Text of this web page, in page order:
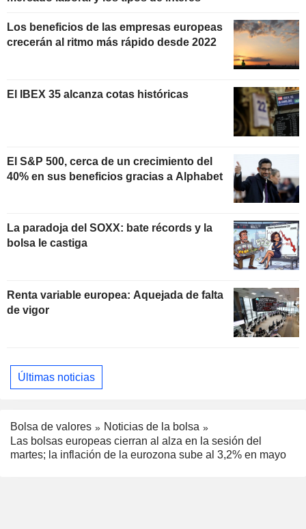
Los beneficios de las empresas europeas
crecerán al ritmo más rápido desde 2022
El IBEX 35 alcanza cotas históricas
El S&P 500, cerca de un crecimiento del
40% en sus beneficios gracias a Alphabet
La paradoja del SOXX: bate récords y la
bolsa le castiga
Renta variable europea: Aquejada de falta
de vigor
Últimas noticias
Bolsa de valores
Noticias de la bolsa
Las bolsas europeas cierran al alza en la sesión del
martes; la inflación de la eurozona sube al 3,2% en mayo